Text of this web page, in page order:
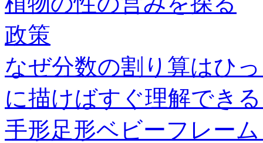
政策
なぜ分数の割り算はひ
に描けばすぐ理解でき
手形足形ベビーフレー